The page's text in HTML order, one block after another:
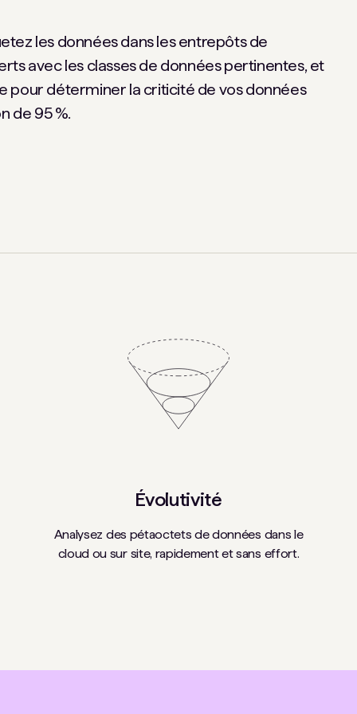
les données dans les entrepôts de
avec les classes de données pertinentes, et
pour déterminer la criticité de vos données
de 95 %.
Évolutivité
Analysez des pétaoctets de données dans le
cloud ou sur site, rapidement et sans effort.